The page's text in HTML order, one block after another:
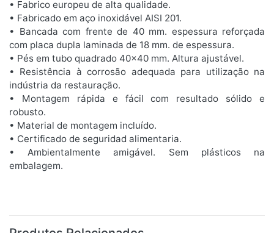
• Fabrico europeu de alta qualidade.
• Fabricado em aço inoxidável AISI 201.
• Bancada com frente de 40 mm. espessura reforçada
com placa dupla laminada de 18 mm. de espessura.
• Pés em tubo quadrado 40x40 mm. Altura ajustável.
• Resistência à corrosão adequada para utilização na
indústria da restauração.
• Montagem rápida e fácil com resultado sólido e
robusto.
• Material de montagem incluído.
• Certificado de seguridad alimentaria.
• Ambientalmente amigável. Sem plásticos na
embalagem.